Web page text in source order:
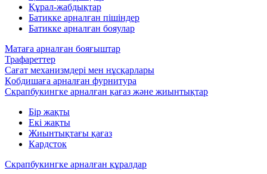
Құрал-жабдықтар
Батикке арналған пішіндер
Батикке арналған бояулар
Матаға арналған бояғыштар
Трафареттер
Сағат механизмдері мен нұсқарлары
Қобдишаға арналған фурнитура
Скрапбукингке арналған қағаз және жиынтықтар
Бір жақты
Екі жақты
Жиынтықтағы қағаз
Кардсток
Скрапбукингке арналған құралдар